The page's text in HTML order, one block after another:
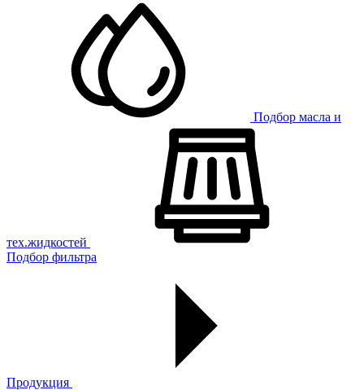
Подбор масла и
тех.жидкостей
Подбор фильтра
Продукция